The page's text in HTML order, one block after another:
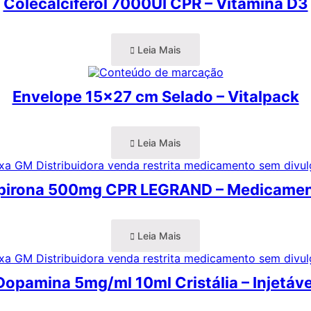
Leia Mais
Envelope 15×27 cm Selado – Vitalpack
Leia Mais
500mg CPR LEGRAND –
Leia Mais
5mg/ml 10ml Cristália –